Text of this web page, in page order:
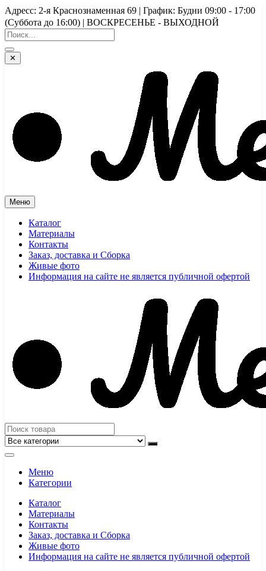
Перейти
к
содержимому
Адресс: 2-я Краснознаменная 69 | График: Будни 09:00 - 17:00
(Суббота до 16:00) | ВОСКРЕСЕНЬЕ - ВЫХОДНОЙ
✕
Меню
Каталог
Материалы
Контакты
Заказ, доставка и Сборка
Живые фото
Информация на сайте не является публичной офертой
Меню
Категории
Каталог
Материалы
Контакты
Заказ, доставка и Сборка
Живые фото
Информация на сайте не является публичной офертой